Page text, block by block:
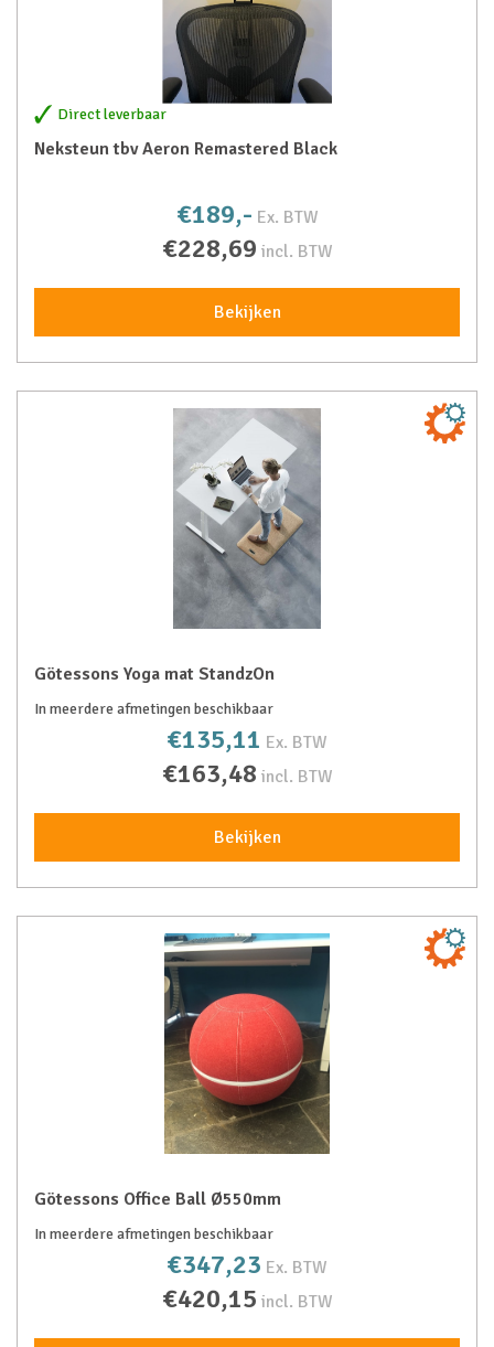
Direct leverbaar
Neksteun tbv Aeron Remastered Black
€189,- Ex. BTW
€228,69 incl. BTW
Bekijken
Götessons Yoga mat StandzOn
In meerdere afmetingen beschikbaar
€135,11 Ex. BTW
€163,48 incl. BTW
Bekijken
Götessons Office Ball Ø550mm
In meerdere afmetingen beschikbaar
€347,23 Ex. BTW
€420,15 incl. BTW